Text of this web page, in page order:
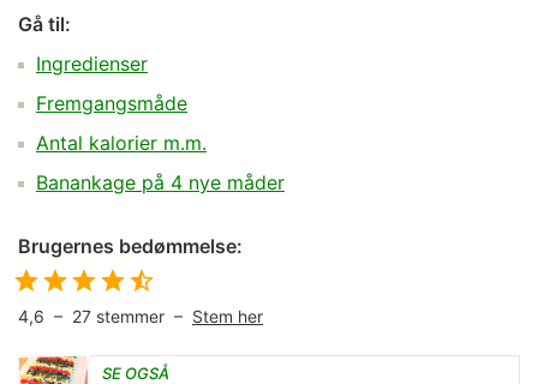
Gå til:
Ingredienser
Fremgangsmåde
Antal kalorier m.m.
Banankage på 4 nye måder
Brugernes bedømmelse:
4,6 – 27 stemmer – Stem her
SE OGSÅ